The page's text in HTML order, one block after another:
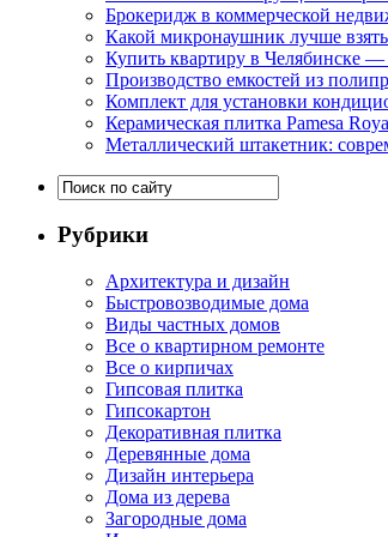
Брокеридж в коммерческой
Какой микронаушник лучше
Купить квартиру в Челябинске
Производство емкостей из
Комплект для установки
Керамическая плитка Pamesa
Металлический штакетник:
Рубрики
Архитектура и дизайн
Быстровозводимые дома
Виды частных домов
Все о квартирном ремонте
Все о кирпичах
Гипсовая плитка
Гипсокартон
Декоративная плитка
Деревянные дома
Дизайн интерьера
Дома из дерева
Загородные дома